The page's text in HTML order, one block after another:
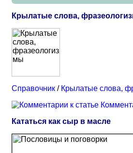
Крылатые слова,
Справочник / Крылатые слова,
Кататься как сыр в масле